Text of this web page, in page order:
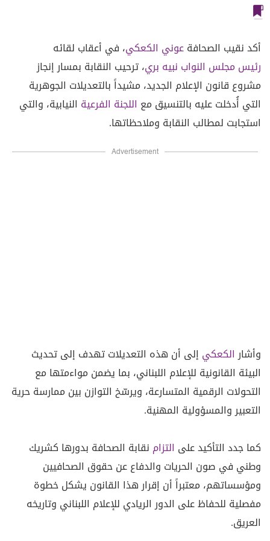
أكد نقيب الصحافةعوني الكعكي، في أعقاب لقائه
رئيس مجلس النواب نبيه بري، ترحيب النقابة بمسار إنجاز
مشروع قانون الإعلام الجديد، مشيداً بالتعديلات الجوهرية
التي أُدخلت عليه بالتنسيق مع اللجنة الفرعية النيابية، والتي
استجابت لمطالب النقابة وملاحظاتها.
Advertisement
وأشارالكعكي إلى أن هذه التعديلات تهدف إلى تحديث
البيئة القانونية للإعلام اللبناني، بما يضمن مواءمتها مع
التحولات الرقمية المتسارعة، ويرسّخ التوازن بين ممارسة حرية
التعبير والمسؤولية المهنية.
كما جدد التأكيد على التزام نقابة الصحافة بدورها كشريك
وطني في صون الحريات والدفاع عن حقوق الصحافيين
ومؤسساتهم، معتبراً أن إقرار هذا القانون يشكل خطوة
مفصلية للحفاظ على الدور الريادي للإعلام اللبناني وتاريخه
العريق.